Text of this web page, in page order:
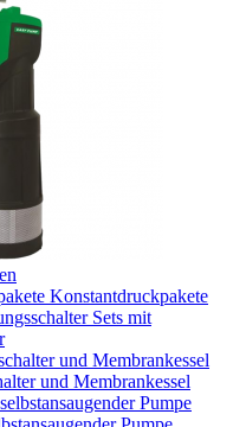
Konstantdruckpakete
Sets mit
und Membrankessel